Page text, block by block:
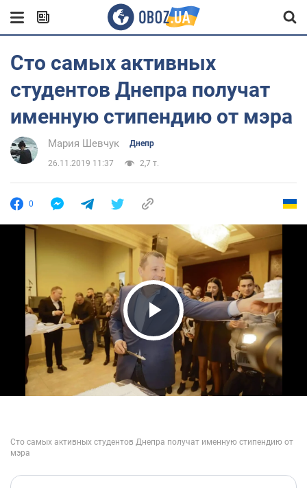
Сто самых активных
студентов Днепра получат
именную стипендию от мэра
Мария Шевчук Днепр
26.11.2019 11:37 2,7 т.
0
Play Video